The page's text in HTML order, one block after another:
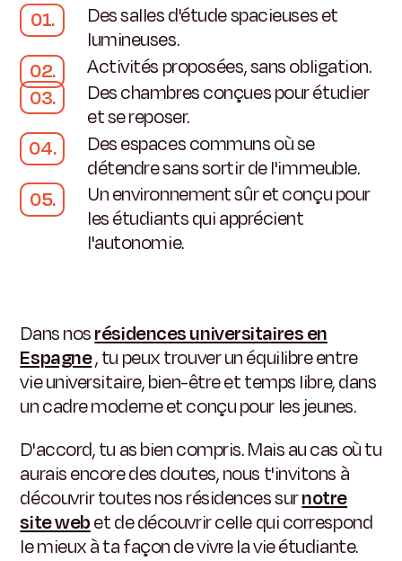
Des salles d'étude spacieuses et
lumineuses.
Activités proposées, sans obligation.
Des chambres conçues pour étudier
et se reposer.
Des espaces communs où se
détendre sans sortir de l'immeuble.
Un environnement sûr et conçu pour
les étudiants qui apprécient
l'autonomie.
Dans nosrésidences universitaires en
Espagne, tu peux trouver un équilibre entre
vie universitaire, bien-être et temps libre, dans
un cadre moderne et conçu pour les jeunes.
D'accord, tu as bien compris. Mais au cas où tu
aurais encore des doutes, nous t'invitons à
découvrir toutes nos résidences surnotre
site webet de découvrir celle qui correspond
le mieux à ta façon de vivre la vie étudiante.